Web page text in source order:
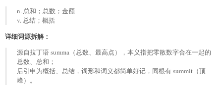
n. 总和；总数；金额
v. 总结；概括
详细词源拆解：
源自拉丁语 summa（总数、最高点），本义指把零散数字合在一起的
总数、总和；
后引申为概括、总结，词形和词义都简单好记，同根有 summit（顶
峰）。